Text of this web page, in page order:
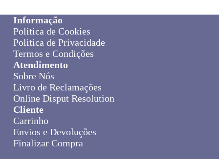
Informação
Politica de Cookies
Politica de Privacidade
Termos e Condições
Atendimento
Sobre Nós
Livro de Reclamações
Online Disput Resolution
Cliente
Carrinho
Envios e Devoluções
Finalizar Compra